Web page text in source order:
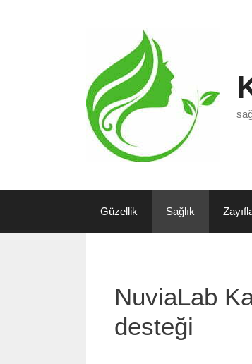
Güzellik Sağlık
NuviaLab
desteği